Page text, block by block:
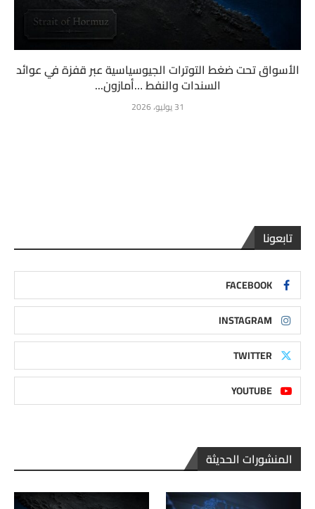
الأسواق تحت ضغط التوترات الجيوسياسية عبر قفزة في عوائد
السندات والنفط …أمازون...
31 يوليو، 2026
تابعونا
FACEBOOK
INSTAGRAM
TWITTER
YOUTUBE
المنشورات الحديثة